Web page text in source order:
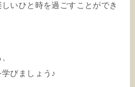
いひと時を過ごすことができ
びましょう♪